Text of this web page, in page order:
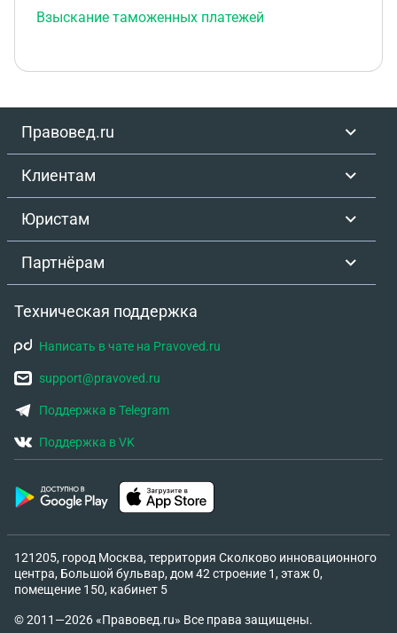
Взыскание таможенных платежей
Правовед.ru
Клиентам
Юристам
Партнёрам
Техническая поддержка
Написать в чате на Pravoved.ru
support@pravoved.ru
Поддержка в Telegram
Поддержка в VK
121205, город Москва, территория Сколково инновационного
центра, Большой бульвар, дом 42 строение 1, этаж 0,
помещение 150, кабинет 5
© 2011—2026 «Правовед.ru» Все права защищены.